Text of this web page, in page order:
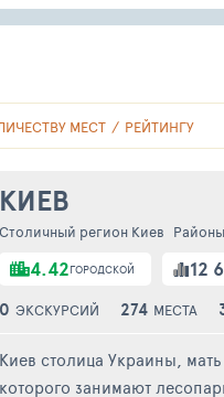
МЕСТ РЕЙТИНГУ
КИЕВ
Столичный регион Киев
4.42ГОРОДСКОЙ 12
0 ЭКСКУРСИЙ 274 МЕСТА
Киев столица Украины,
которого занимают